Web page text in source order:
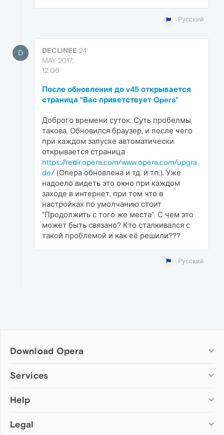
Русский
D DECLINEE 24
MAY 2017,
12:06
После обновления до v45 открывается
страница "Вас приветствует Opera"
Доброго времени суток. Суть пробелмы
такова. Обновился браузер, и после чего
при каждом запуске автоматически
открывается страница
https://redir.opera.com/www.opera.com/upgra
de/(Опера обновлена и тд. и тп.). Уже
надоело видеть это окно при каждом
заходе в интернет, при том что в
настройках по умолчанию стоит
"Продолжить с того же места". С чем это
может быть связано? Кто сталкивался с
такой проблемой и как её решили???
Русский
Download Opera
Computer browsers
Opera for Mac
Opera beta version
Services
Add-ons
Wallpapers
Help
Help & support
Legal